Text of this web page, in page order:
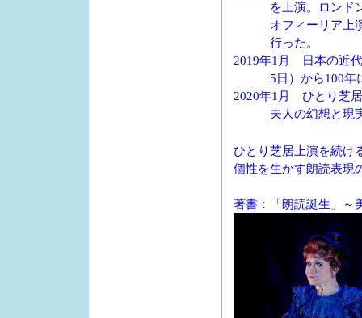
を上演。ロンドンの
オフィーリア上演後
行った。
2019年1月 日本の近
5日）から100年に
2020年1月 ひとり芝
夫人の幻想と現実
ひとり芝居上演を続け
個性を生かす朗読表現
著書：「朗読誕生」～